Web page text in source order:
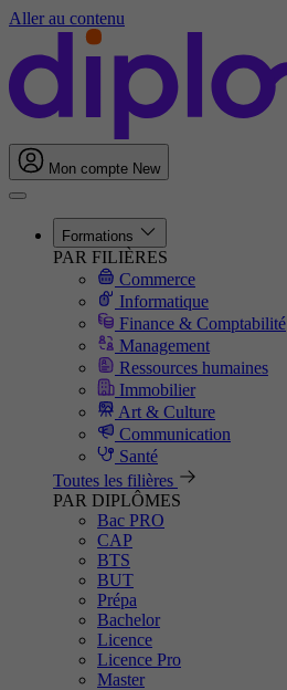
Aller au contenu
Mon compte New
Formations
PAR FILIÈRES
Commerce
Informatique
Finance & Comptabilité
Management
Ressources humaines
Immobilier
Art & Culture
Communication
Santé
Toutes les filières
PAR DIPLÔMES
Bac PRO
CAP
BTS
BUT
Prépa
Bachelor
Licence
Licence Pro
Master